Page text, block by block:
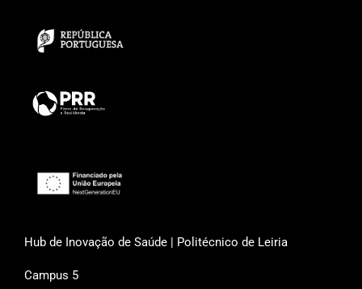
Hub de Inovação de Saúde | Politécnico de Leiria
Campus 5